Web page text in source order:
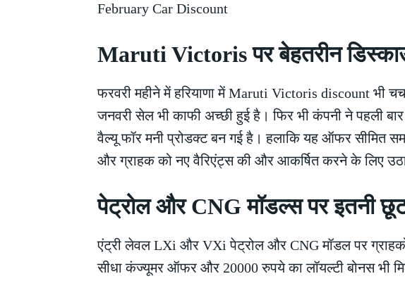
February Car Discount
Maruti Victoris पर बेहतरीन
फरवरी महीने में हरियाणा में Maruti Victoris discount भी
जनवरी सेल भी काफी अच्छी हुई है। फिर भी कंपनी ने पहली
वैल्यू फॉर मनी प्रोडक्ट बन गई है। हलाकि यह ऑफर सीमित
और ग्राहक को नए वैरिएंट्स की और आकर्षित करने के लिए
पेट्रोल और CNG मॉडल्स पर इतनी
एंट्री लेवल LXi और VXi पेट्रोल और CNG मॉडल पर
सीधा कंज्यूमर ऑफर और 20000 रुपये का लॉयल्टी बोनस भी